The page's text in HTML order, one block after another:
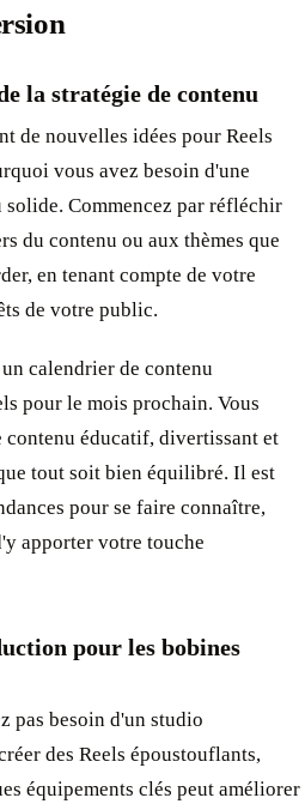
la stratégie de contenu
de nouvelles idées pour Reels
vous avez besoin d'une
solide. Commencez par réfléchir
du contenu ou aux thèmes que
en tenant compte de votre
de votre public.
calendrier de contenu
pour le mois prochain. Vous
éducatif, divertissant et
tout soit bien équilibré. Il est
pour se faire connaître,
apporter votre touche
pour les bobines
pas besoin d'un studio
des Reels époustouflants,
équipements clés peut améliorer